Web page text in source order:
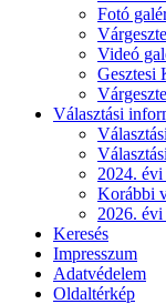
Fotó
Videó
Gesztesi
Választási
2024. évi
Korábbi
2026. évi
Keresés
Impresszum
Adatvédelem
Oldaltérkép